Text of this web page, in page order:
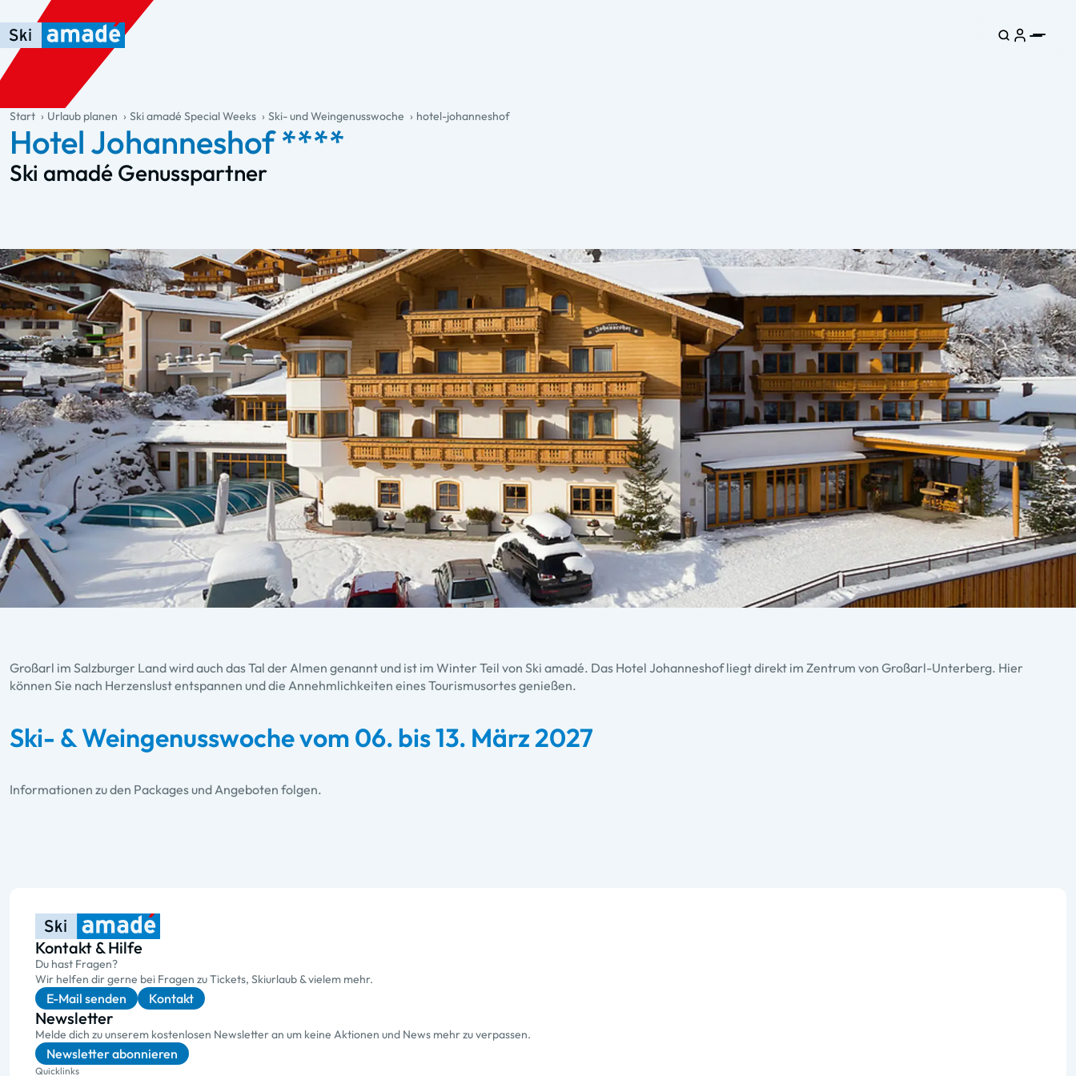
Zum Haupt-Inhalt springen
Springe zur Tabelle
Zur Haupt-Navigation springen
general.table-of-content
Start Urlaub planen Ski amadé Special Weeks Ski- und Weingenusswoche hotel-johanneshof
Hotel Johanneshof ****
Ski amadé Genusspartner
Großarl im Salzburger Land wird auch das Tal der Almen genannt und ist im Winter Teil von Ski amadé. Das Hotel Johanneshof liegt direkt im Zentrum von Großarl-Unterberg. Hier
können Sie nach Herzenslust entspannen und die Annehmlichkeiten eines Tourismusortes genießen.
Ski- & Weingenusswoche vom 06. bis 13. März 2027
Informationen zu den Packages und Angeboten folgen.
Kontakt & Hilfe
Du hast Fragen?
Wir helfen dir gerne bei Fragen zu Tickets, Skiurlaub & vielem mehr.
E-Mail senden Kontakt
Newsletter
Melde dich zu unserem kostenlosen Newsletter an um keine Aktionen und News mehr zu verpassen.
Newsletter abonnieren
Quicklinks